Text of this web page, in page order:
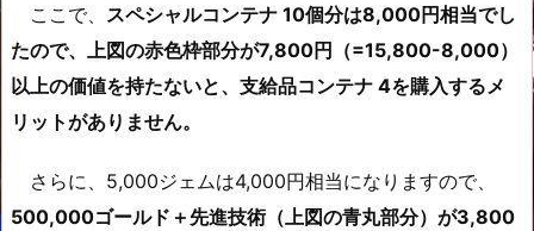
ここで、 スペシャルコンテナ 10個分は8,000円相当でし
たので、上図の赤色枠部分が7,800円（=15,800-8,000）
以上の価値を持たないと、支給品コンテナ 4を購入するメ
リットがありません。
さらに、5,000ジェムは4,000円相当になりますので、
500,000ゴールド＋先進技術（上図の青丸部分）が3,800